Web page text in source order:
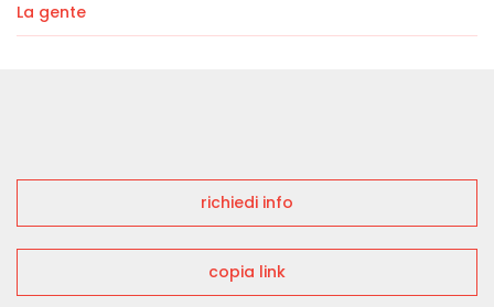
La gente
richiedi info
copia link